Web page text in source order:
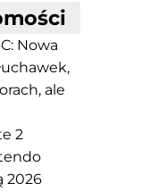
Nowa
ale
2
2026